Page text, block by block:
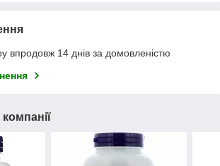
впродовж 14 днів за домовленістю